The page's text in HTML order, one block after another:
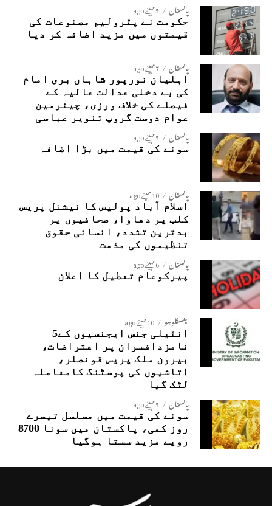
پاکستان 5 مہینے ago
حکومت نے پٹرولیم مصنوعات کی
قیمتوں میں مزید اضافہ کر دیا
پاکستان 7 مہینے ago
اہلیان نورپور شاہاں بری امام
کی بے دخلی عدالت عالیہ کے
فیصلے کی خلاف ورزی، چیئرمین
عوام دوست گروپ تنویر عباسی
پاکستان 5 مہینے ago
سونے کی قیمت میں بڑا اضافہ
پاکستان 10 مہینے ago
اسلام آباد پولیس کا نیشنل پریس
کلب پر دھاوا، صحافیوں پر
بدترین تشدد، انسانی حقوق
تنظیموں کی مذمت
پاکستان 6 مہینے ago
پیرکوعام تعطیل کا اعلان
ایکسکلوسِو 10 مہینے ago
انٹیلی جنس ایجنسیوں کے5
نامزدافسران پر اعتراضات،
بیرون ملک پریس قونصلر،
اتاشیوں کی پوسٹنگ کامعاملہ
لٹک گیا
پاکستان 5 مہینے ago
سونے کی قیمت میں مسلسل تیسرے
روز کمی، پاکستان میں سونا 8700
روپے مزید سستا ہوگیا